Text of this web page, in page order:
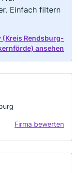
Einfach filtern
(Kreis Rendsburg-
ansehen
Firma bewerten